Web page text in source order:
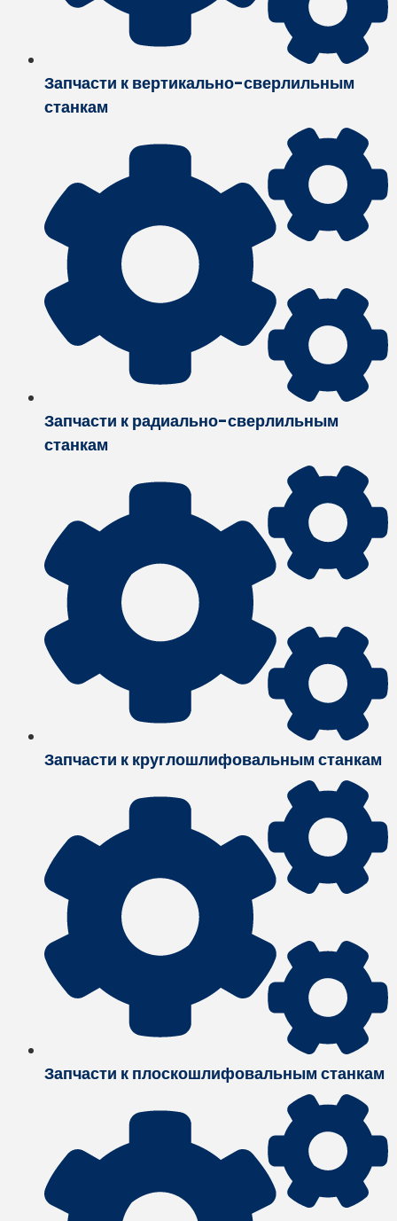
Запчасти к вертикально-сверлильным
станкам
Запчасти к радиально-сверлильным
станкам
Запчасти к круглошлифовальным станкам
Запчасти к плоскошлифовальным станкам